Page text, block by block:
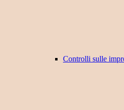
Controlli sulle